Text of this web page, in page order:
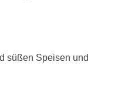
süßen Speisen und